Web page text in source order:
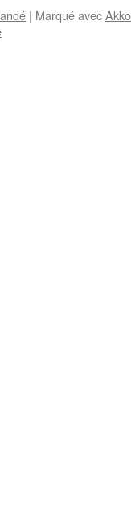
| Marqué avec